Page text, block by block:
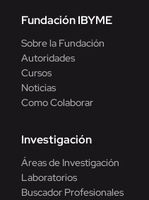
Fundación IBYME
Sobre la Fundación
Autoridades
Cursos
Noticias
Como Colaborar
Investigación
Áreas de Investigación
Laboratorios
Buscador Profesionales